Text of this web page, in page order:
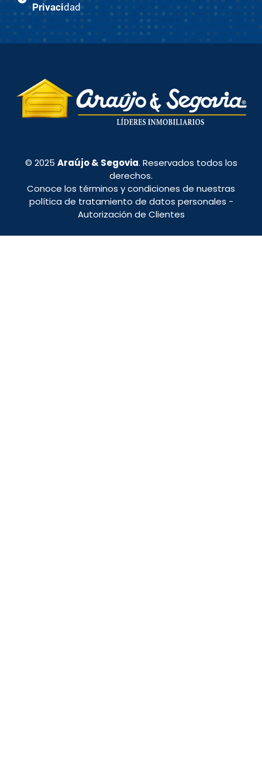
Privacidad
© 2025 Araújo & Segovia. Reservados todos los
derechos.
Conoce los términos y condiciones de nuestras
política de tratamiento de datos personales -
Autorización de Clientes